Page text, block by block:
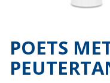
POETS